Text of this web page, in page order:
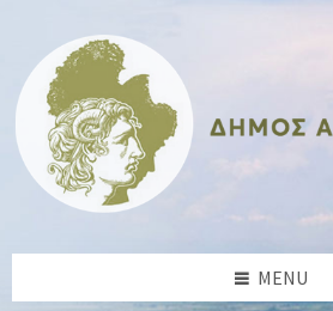
content
sidebar
sidebar
footer
MENU